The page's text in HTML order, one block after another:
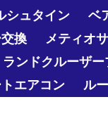
シュタイン ベ
換 メティオ
ランドクルーザー
エアコン ル